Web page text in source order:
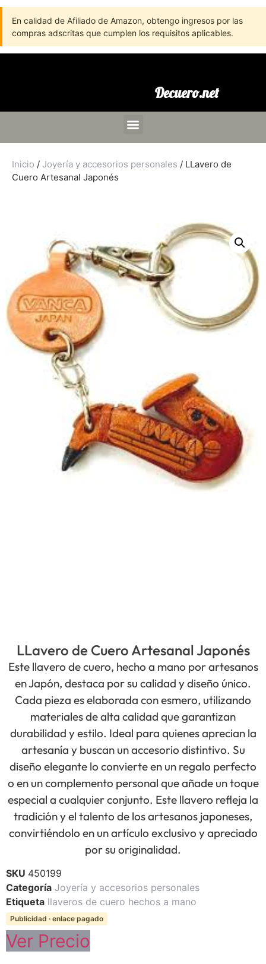
En calidad de Afiliado de Amazon, obtengo ingresos por las
compras adscritas que cumplen los requisitos aplicables.
Decuero.net
Inicio / Joyería y accesorios personales / LLavero de
Cuero Artesanal Japonés
LLavero de Cuero Artesanal Japonés
Este llavero de cuero, hecho a mano por artesanos
en Japón, destaca por su calidad y diseño único.
Cada pieza es elaborada con esmero, utilizando
materiales de alta calidad que garantizan
durabilidad y estilo. Ideal para quienes aprecian la
artesanía y buscan un accesorio distintivo. Su
diseño elegante lo convierte en un regalo perfecto
o en un complemento personal que añade un toque
especial a cualquier conjunto. Este llavero refleja la
tradición y el talento de los artesanos japoneses,
convirtiéndolo en un artículo exclusivo y apreciado
por su originalidad.
SKU 450199
Categoría Joyería y accesorios personales
Etiqueta llaveros de cuero hechos a mano
Publicidad · enlace pagado
Ver Precio